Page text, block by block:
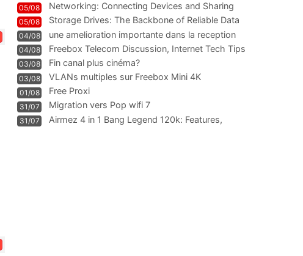
05/08
Networking: Connecting Devices and Sharing
Information
05/08
Storage Drives: The Backbone of Reliable Data
Management
04/08
une amelioration importante dans la reception
WIFI
04/08
Freebox Telecom Discussion, Internet Tech Tips
Communi
03/08 Fin canal plus cinéma?
03/08 VLANs multiples sur Freebox Mini 4K
01/08 Free Proxi
31/07 Migration vers Pop wifi 7
31/07
Airmez 4 in 1 Bang Legend 120k: Features,